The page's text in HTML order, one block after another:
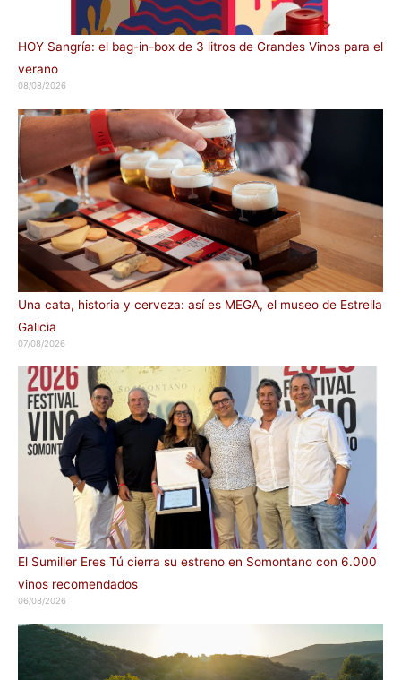
HOY Sangría: el bag-in-box de 3 litros de Grandes Vinos para el
verano
08/08/2026
Una cata, historia y cerveza: así es MEGA, el museo de Estrella
Galicia
07/08/2026
El Sumiller Eres Tú cierra su estreno en Somontano con 6.000
vinos recomendados
06/08/2026